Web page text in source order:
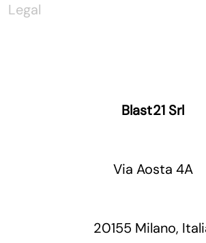
Legal
Blast21 Srl
Via Aosta 4A
20155 Milano,